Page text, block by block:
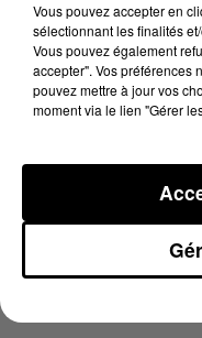
21 novembre 2024 -
LES INFOS DU
Vous pouvez accepter en
sélectionnant les finalités
Vous pouvez également
accepter". Vos préférences
pouvez mettre à jour vos
moment via le lien "Gérer